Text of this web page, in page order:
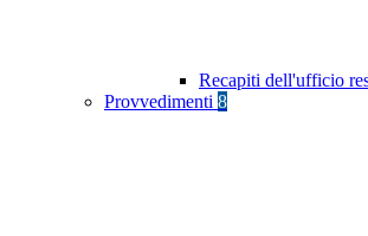
Recapiti dell'ufficio
Provvedimenti 8